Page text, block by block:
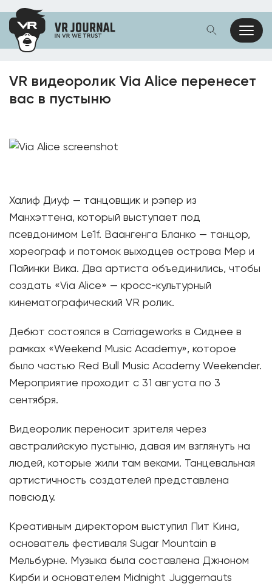
VR видеоролик Via Alice перенесет
вас в пустыню
Халиф Диуф — танцовщик и рэпер из
Манхэттена, который выступает под
псевдонимом Le1f. Ваангенга Бланко — танцор,
хореограф и потомок выходцев острова Мер и
Пайинки Вика. Два артиста объединились, чтобы
создать «Via Alice» — кросс-культурный
кинематографический VR ролик.
Дебют состоялся в Carriageworks в Сиднее в
рамках «Weekend Music Academy», которое
было частью Red Bull Music Academy Weekender.
Мероприятие проходит с 31 августа по 3
сентября.
Видеоролик переносит зрителя через
австралийскую пустыню, давая им взглянуть на
людей, которые жили там веками. Танцевальная
артистичность создателей представлена ​​
повсюду.
Креативным директором выступил Пит Кина,
основатель фестиваля Sugar Mountain в
Мельбурне. Музыка была составлена Джноном
Кирби и основателем Midnight Juggernauts